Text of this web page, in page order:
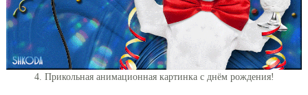
4. Прикольная анимационная картинка с днём рождения!